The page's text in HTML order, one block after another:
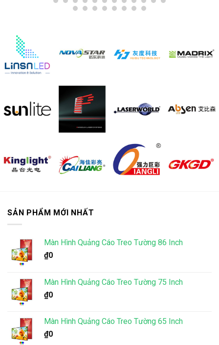
SẢN PHẨM MỚI NHẤT
Màn Hình Quảng Cáo Treo Tường 86 Inch
₫0
Màn Hình Quảng Cáo Treo Tường 75 Inch
₫0
Màn Hình Quảng Cáo Treo Tường 65 Inch
₫0